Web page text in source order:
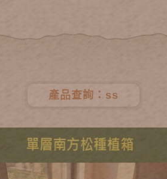
產品查詢：ss